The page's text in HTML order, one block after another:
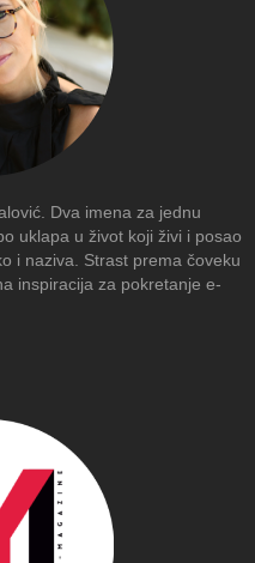
Dva imena za jednu
uklapa u život koji živi i posao
i naziva. Strast prema čoveku
inspiracija za pokretanje e-